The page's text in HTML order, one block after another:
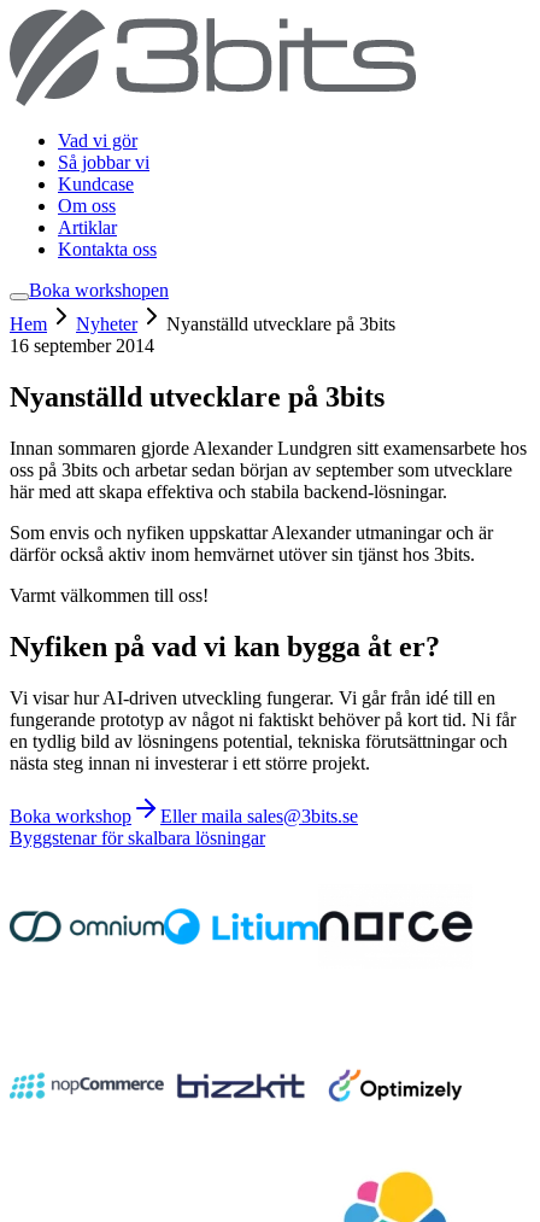
Vad vi gör
Så jobbar vi
Kundcase
Om oss
Artiklar
Kontakta oss
Boka workshopen
Hem
Nyheter
Nyanställd utvecklare på 3bits
16 september 2014
Nyanställd utvecklare på 3bits
Innan sommaren gjorde Alexander Lundgren sitt examensarbete hos
oss på 3bits och arbetar sedan början av september som utvecklare
här med att skapa effektiva och stabila backend-lösningar.
Som envis och nyfiken uppskattar Alexander utmaningar och är
därför också aktiv inom hemvärnet utöver sin tjänst hos 3bits.
Varmt välkommen till oss!
Nyfiken på vad vi kan bygga åt er?
Vi visar hur AI-driven utveckling fungerar. Vi går från idé till en
fungerande prototyp av något ni faktiskt behöver på kort tid. Ni får
en tydlig bild av lösningens potential, tekniska förutsättningar och
nästa steg innan ni investerar i ett större projekt.
Boka workshop
Eller maila sales@3bits.se
Byggstenar för skalbara lösningar